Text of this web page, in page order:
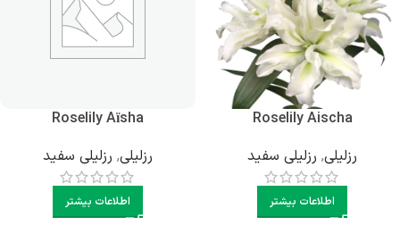
Roselily Aischa
رزلیلی, رزلیلی سفید
اطلاعات بیشتر
Roselily Aïsha
رزلیلی, رزلیلی سفید
اطلاعات بیشتر